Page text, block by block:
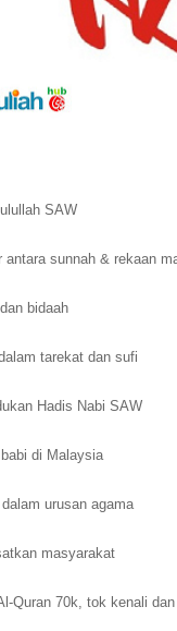
SAW
antara sunnah & rekaan
bidaah
tarekat dan sufi
Hadis Nabi SAW
di Malaysia
urusan agama
masyarakat
Quran 70k, tok kenali